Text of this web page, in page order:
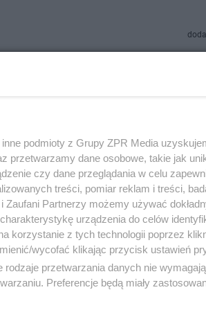
To cztery kobiety i trzech mężczyzn, wszyscy
w województwie
ofiary patogenu
przypadków, w tym dwa w Gorzowie.
podmioty z Grupy ZPR Media
przetwarzamy dane osobowe, takie jak
czy dane przeglądania w celu
treści, pomiar reklam i treści,
Zaufani Partnerzy możemy używać
urządzenia do celów
korzystanie z tych technologii poprzez
wycofać klikając przycisk ustawień
rodzaje przetwarzania danych nie
Preferencje będą miały